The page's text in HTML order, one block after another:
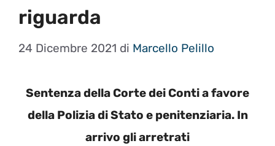
riguarda
24 Dicembre 2021 di Marcello Pelillo
Sentenza della Corte dei Conti a favore
della Polizia di Stato e penitenziaria. In
arrivo gli arretrati